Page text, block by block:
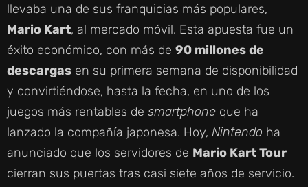
llevaba una de sus franquicias más populares,
Mario Kart, al mercado móvil. Esta apuesta fue un
éxito económico, con más de 90 millones de
descargas en su primera semana de disponibilidad
y convirtiéndose, hasta la fecha, en uno de los
juegos más rentables de smartphone que ha
lanzado la compañía japonesa. Hoy, Nintendo ha
anunciado que los servidores de Mario Kart Tour
cierran sus puertas tras casi siete años de servicio.